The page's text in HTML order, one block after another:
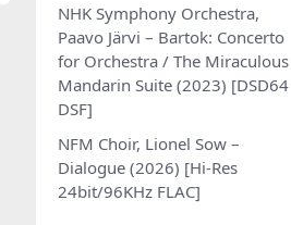
NHK Symphony Orchestra,
Paavo Järvi – Bartok: Concerto
for Orchestra / The Miraculous
Mandarin Suite (2023) [DSD64
DSF]
NFM Choir, Lionel Sow –
Dialogue (2026) [Hi-Res
24bit/96KHz FLAC]